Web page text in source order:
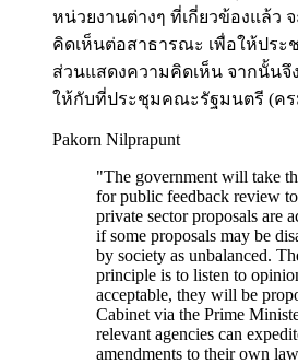
หน่วยงานต่างๆ ที่เกี่ยวข้องแล้ว
คิดเห็นต่อสาธารณะ เพื่อให้ปร
ส่วนแสดงความคิดเห็น จากนั้นจึ
ให้กับที่ประชุมคณะรัฐมนตรี (คร
Pakorn Nilprapunt
"The government will take
for public feedback review
private sector proposals are
if some proposals may be
by society as unbalanced.
principle is to listen to
acceptable, they will be
Cabinet via the Prime
relevant agencies can
amendments to their own